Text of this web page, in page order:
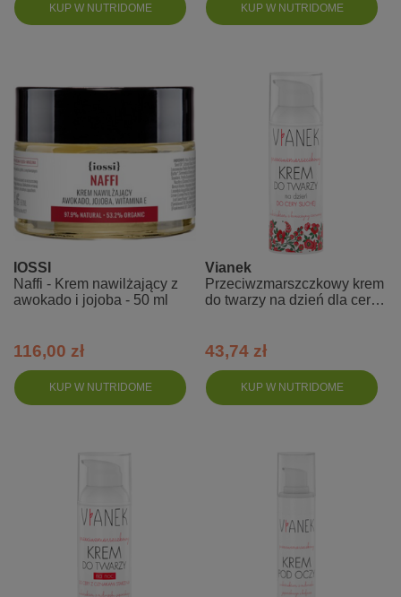
KUP W NUTRIDOME KUP W NUTRIDOME
KUP W NUTRIDOME
IOSSI
Naffi - Krem nawilżający z
awokado i jojoba - 50 ml
116,00 zł
KUP W NUTRIDOME
Vianek
Przeciwzmarszczkowy krem
do twarzy na dzień dla cery
43,74 zł